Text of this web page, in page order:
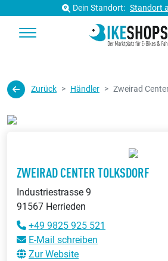
Dein Standort: Standort
Zurück Händler Zweirad
ZWEIRAD CENTER TOLKSDORF
Industriestrasse 9
91567 Herrieden
+49 9825 925 521
E-Mail schreiben
Zur Website